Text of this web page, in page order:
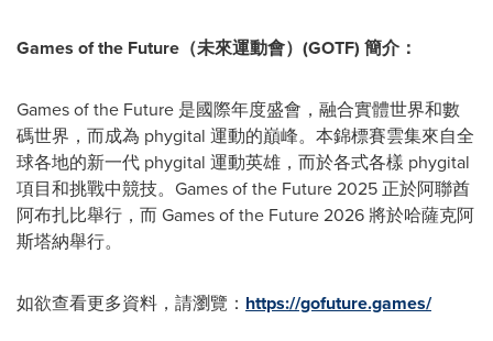
Games of the Future （未來運動會） (GOTF) 簡介：
Games of the Future 是國際年度盛會，融合實體世界和數
碼世界，而成為 phygital 運動的巔峰。本錦標賽雲集來自全
球各地的新一代 phygital 運動英雄，而於各式各樣 phygital
項目和挑戰中競技。Games of the Future 2025 正於阿聯酋
阿布扎比舉行，而 Games of the Future 2026 將於哈薩克阿
斯塔納舉行。
如欲查看更多資料，請瀏覽： https://gofuture.games/